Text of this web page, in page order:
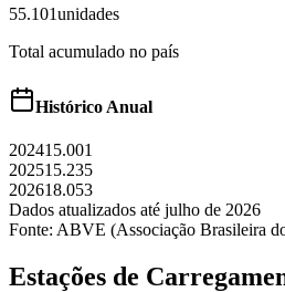
55.101unidades
Total acumulado no país
Histórico Anual
202415.001
202515.235
202618.053
Dados atualizados até julho de 2026
Fonte: ABVE (Associação Brasileira
Estações de